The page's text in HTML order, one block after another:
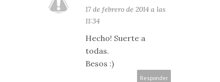
17 de febrero de 2014 a las
11:34
Hecho! Suerte a
todas.
Besos :)
Responder